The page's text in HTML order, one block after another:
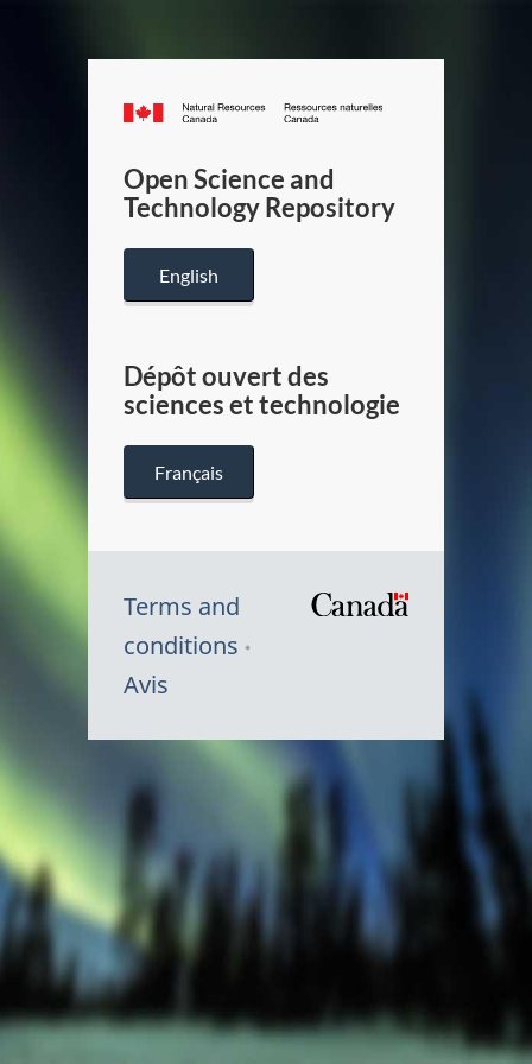
Canada.ca
/
Canada
Open Science and
Technology Repository
English
Dépôt ouvert des
sciences et technologie
Français
Terms and
conditions
Avis
Canada